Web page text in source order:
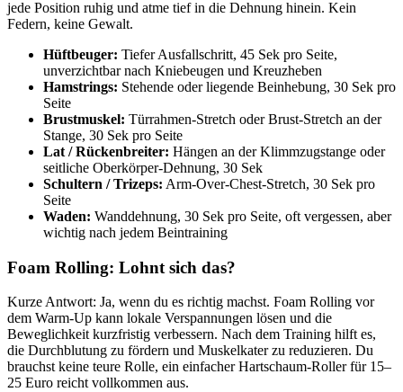
jede Position ruhig und atme tief in die Dehnung hinein. Kein
Federn, keine Gewalt.
Hüftbeuger: Tiefer Ausfallschritt, 45 Sek pro Seite,
unverzichtbar nach Kniebeugen und Kreuzheben
Hamstrings: Stehende oder liegende Beinhebung, 30 Sek pro
Seite
Brustmuskel: Türrahmen-Stretch oder Brust-Stretch an der
Stange, 30 Sek pro Seite
Lat / Rückenbreiter: Hängen an der Klimmzugstange oder
seitliche Oberkörper-Dehnung, 30 Sek
Schultern / Trizeps: Arm-Over-Chest-Stretch, 30 Sek pro
Seite
Waden: Wanddehnung, 30 Sek pro Seite, oft vergessen, aber
wichtig nach jedem Beintraining
Foam Rolling: Lohnt sich das?
Kurze Antwort: Ja, wenn du es richtig machst. Foam Rolling vor
dem Warm-Up kann lokale Verspannungen lösen und die
Beweglichkeit kurzfristig verbessern. Nach dem Training hilft es,
die Durchblutung zu fördern und Muskelkater zu reduzieren. Du
brauchst keine teure Rolle, ein einfacher Hartschaum-Roller für 15–
25 Euro reicht vollkommen aus.